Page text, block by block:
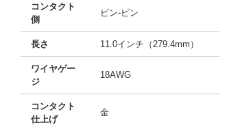
コンタクト
側
ピン-ピン
長さ 11.0インチ（279.4mm）
ワイヤゲー
ジ
18AWG
コンタクト
仕上げ
金